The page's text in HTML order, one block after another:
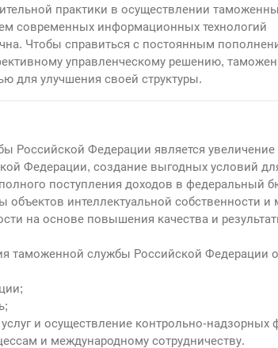
практики в осуществлении
современных информационных технологий
Чтобы справиться с постоянным
управленческому решению,
для улучшения своей структуры.
Российской Федерации является увеличение
Федерации, создание выгодных условий
поступления доходов в федеральный
объектов интеллектуальной собственности и
на основе повышения качества и
таможенной службы Российской Федерации
и осуществление контрольно-надзорных
и международному сотрудничеству.